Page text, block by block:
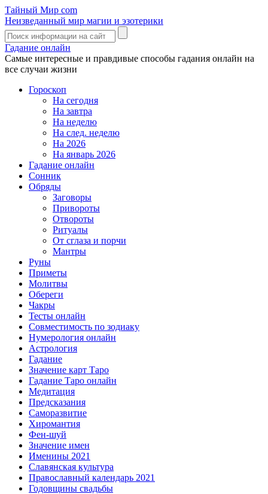
Тайный Мир com
Неизведанный мир магии и эзотерики
Гадание онлайн
Самые интересные и правдивые способы гадания онлайн на
все случаи жизни
Гороскоп
На сегодня
На завтра
На неделю
На след. неделю
На 2026
На январь 2026
Гадание онлайн
Сонник
Обряды
Заговоры
Привороты
Отвороты
Ритуалы
От сглаза и порчи
Мантры
Руны
Приметы
Молитвы
Обереги
Чакры
Тесты онлайн
Совместимость по зодиаку
Нумерология онлайн
Астрология
Гадание
Значение карт Таро
Гадание Таро онлайн
Медитация
Предсказания
Саморазвитие
Хиромантия
Фен-шуй
Значение имен
Именины 2021
Славянская культура
Православный календарь 2021
Годовщины свадьбы